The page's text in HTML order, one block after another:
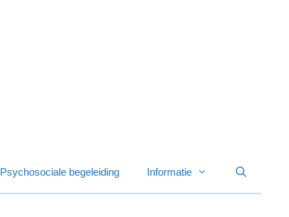
Psychosociale begeleiding Informatie